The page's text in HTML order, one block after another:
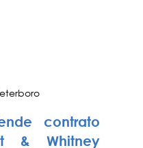
contrato
& Whitney